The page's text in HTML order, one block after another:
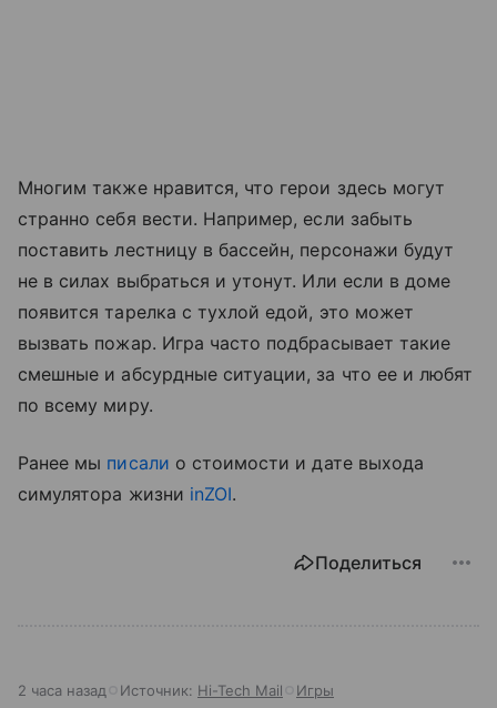
Многим также нравится, что герои здесь могут
странно себя вести. Например, если забыть
поставить лестницу в бассейн, персонажи будут
не в силах выбраться и утонут. Или если в доме
появится тарелка с тухлой едой, это может
вызвать пожар. Игра часто подбрасывает такие
смешные и абсурдные ситуации, за что ее и любят
по всему миру.
Ранее мы писали о стоимости и дате выхода
симулятора жизни inZOI.
Поделиться
2 часа назад Источник: Hi-Tech Mail Игры